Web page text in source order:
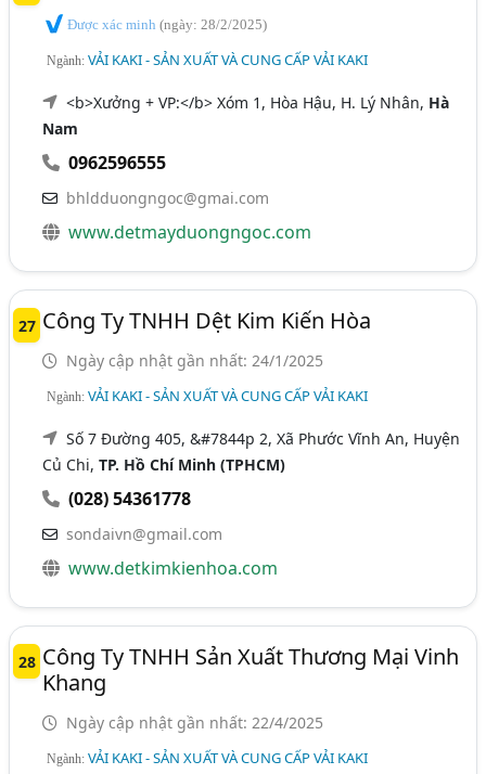
Được xác minh(ngày: 28/2/2025)
Ngành:VẢI KAKI - SẢN XUẤT VÀ CUNG CẤP VẢI KAKI
<b>Xưởng + VP:</b> Xóm 1, Hòa Hậu, H. Lý Nhân, Hà
Nam
0962596555
bhldduongngoc@gmai.com
www.detmayduongngoc.com
27 Công Ty TNHH Dệt Kim Kiến Hòa
Ngày cập nhật gần nhất: 24/1/2025
Ngành:VẢI KAKI - SẢN XUẤT VÀ CUNG CẤP VẢI KAKI
Số 7 Đường 405, &#7844p 2, Xã Phước Vĩnh An, Huyện
Củ Chi,TP. Hồ Chí Minh (TPHCM)
(028) 54361778
sondaivn@gmail.com
www.detkimkienhoa.com
28 Công Ty TNHH Sản Xuất Thương Mại Vinh
Khang
Ngày cập nhật gần nhất: 22/4/2025
Ngành:VẢI KAKI - SẢN XUẤT VÀ CUNG CẤP VẢI KAKI